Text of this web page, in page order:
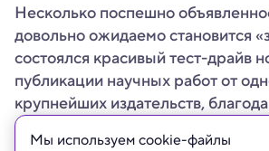
Несколько поспешно
довольно ожидаемо становится
состоялся красивый тест-драйв
публикации научных работ от
крупнейших издательств,
можем наблюдать, как все это
Мы используем сookie-файлы